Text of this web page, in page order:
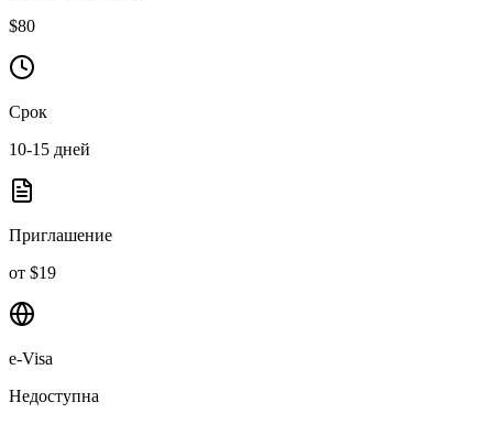
$80
Срок
10-15 дней
Приглашение
от $19
e-Visa
Недоступна